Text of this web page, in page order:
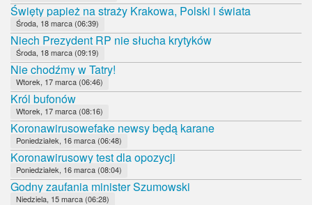
Święty papież na straży Krakowa, Polski i świata
Środa, 18 marca (06:39)
Niech Prezydent RP nie słucha krytyków
Środa, 18 marca (09:19)
Nie chodźmy w Tatry!
Wtorek, 17 marca (06:46)
Król bufonów
Wtorek, 17 marca (08:16)
Koronawirusowefake newsy będą karane
Poniedziałek, 16 marca (06:48)
Koronawirusowy test dla opozycji
Poniedziałek, 16 marca (08:04)
Godny zaufania minister Szumowski
Niedziela, 15 marca (06:28)